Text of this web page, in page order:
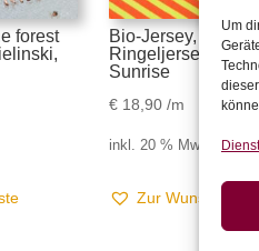
Um
forest
Bio-Jersey,
Ringeljersey,
Sunrise
€18,90/m
inkl. 20 % MwSt.
Zur Wunschliste